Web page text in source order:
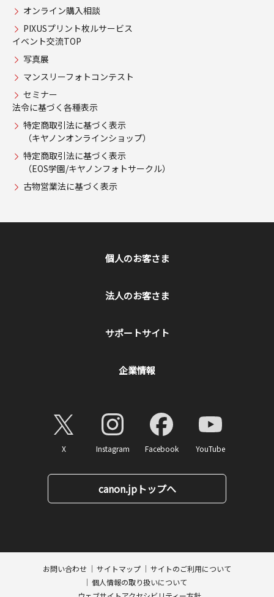
オンライン購入相談
PIXUSプリント枚ルサービス
イベント交流TOP
写真展
マンスリーフォトコンテスト
セミナー
法令に基づく各種表示
特定商取引法に基づく表示
（キヤノンオンラインショップ）
特定商取引法に基づく表示
（EOS学園/キヤノンフォトサークル）
古物営業法に基づく表示
個人のお客さま
法人のお客さま
サポートサイト
企業情報
X Instagram Facebook YouTube
canon.jpトップへ
お問い合わせ サイトマップ
サイトのご利用について
個人情報の取り扱いについて